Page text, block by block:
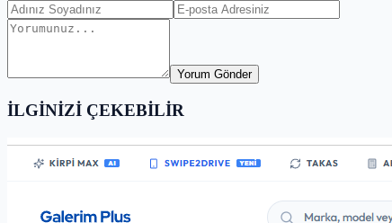
Yorum Gönder
İLGİNİZİ ÇEKEBİLİR